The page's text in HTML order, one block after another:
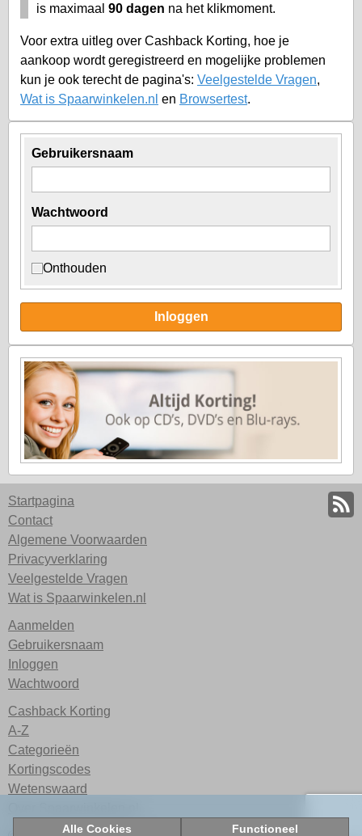
Gebruikersnaam
Wachtwoord
Onthouden
Inloggen
is maximaal 90 dagen na het klikmoment.
Voor extra uitleg over Cashback Korting, hoe je
aankoop wordt geregistreerd en mogelijke problemen
kun je ook terecht de pagina's: Veelgestelde Vragen,
Wat is Spaarwinkelen.nl en Browsertest.
Alle Cookies Functioneel
Startpagina
Contact
Algemene Voorwaarden
Privacyverklaring
Veelgestelde Vragen
Wat is Spaarwinkelen.nl
Aanmelden
Gebruikersnaam
Inloggen
Wachtwoord
Cashback Korting
A-Z
Categorieën
Kortingscodes
Wetenswaard